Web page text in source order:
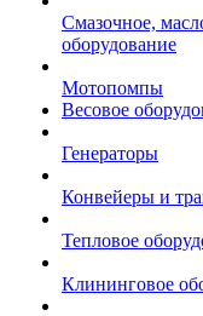
Смазочное,
оборудование
Мотопомпы
Весовое
Генераторы
Конвейеры и
Тепловое
Клининговое